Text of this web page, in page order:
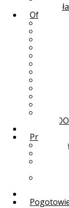
Oferta
RODO
Przetargi